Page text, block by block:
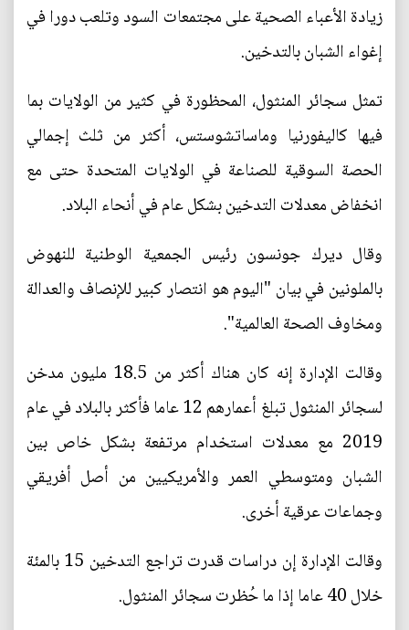
زيادة الأعباء الصحية على مجتمعات السود وتلعب دورا في
إغواء الشبان بالتدخين.
تمثل سجائر المنثول، المحظورة في كثير من الولايات بما
فيها كاليفورنيا وماساتشوستس، أكثر من ثلث إجمالي
الحصة السوقية للصناعة في الولايات المتحدة حتى مع
انخفاض معدلات التدخين بشكل عام في أنحاء البلاد.
وقال ديرك جونسون رئيس الجمعية الوطنية للنهوض
بالملونين في بيان "اليوم هو انتصار كبير للإنصاف والعدالة
ومخاوف الصحة العالمية".
وقالت الإدارة إنه كان هناك أكثر من 18.5 مليون مدخن
لسجائر المنثول تبلغ أعمارهم 12 عاما فأكثر بالبلاد في عام
2019 مع معدلات استخدام مرتفعة بشكل خاص بين
الشبان ومتوسطي العمر والأمريكيين من أصل أفريقي
وجماعات عرقية أخرى.
وقالت الإدارة إن دراسات قدرت تراجع التدخين 15 بالمئة
خلال 40 عاما إذا ما حُظرت سجائر المنثول.